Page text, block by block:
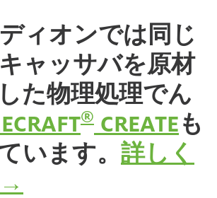
ィオンでは同じ
ャッサバを原材
た物理処理でん
® CREATEも
います。 詳しく